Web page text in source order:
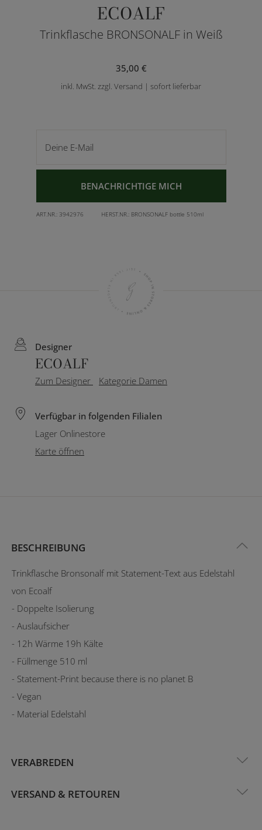
ECOALF
Trinkflasche BRONSONALF in Weiß
35,00 €
inkl. MwSt. zzgl. Versand | sofort lieferbar
BENACHRICHTIGE MICH
ART.NR.: 3942976 HERST.NR.: BRONSONALF bottle 510ml
Designer
ECOALF
Zum Designer Kategorie Damen
Verfügbar in folgenden Filialen
Lager Onlinestore
Karte öffnen
BESCHREIBUNG
Trinkflasche Bronsonalf mit Statement-Text aus Edelstahl
von Ecoalf
- Doppelte Isolierung
- Auslaufsicher
- 12h Wärme 19h Kälte
- Füllmenge 510 ml
- Statement-Print because there is no planet B
- Vegan
- Material Edelstahl
VERABREDEN
VERSAND & RETOUREN